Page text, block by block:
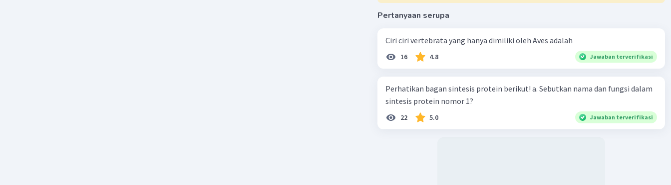
Pertanyaan serupa
Ciri ciri vertebrata yang hanya dimiliki oleh Aves adalah
16 4.8 Jawaban terverifikasi
Perhatikan bagan sintesis protein berikut! a. Sebutkan nama dan fungsi dalam
sintesis protein nomor 1?
22 5.0 Jawaban terverifikasi